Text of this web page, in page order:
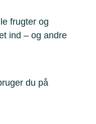
frugter og
ind – og andre
du på